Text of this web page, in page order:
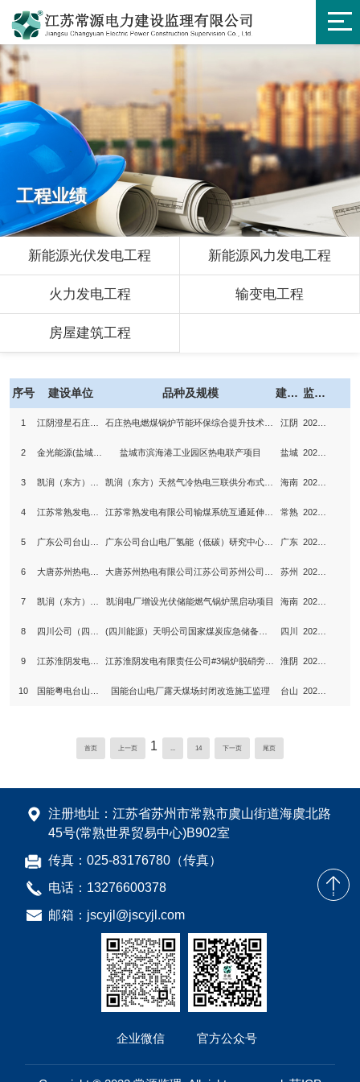
工程业绩
新能源光伏发电工程 新能源风力发电工程
火力发电工程 输变电工程
房屋建筑工程
序号 建设单位 品种及规模 建设地点 监理年份
1 江阴澄星石庄热电有限公司 石庄热电燃煤锅炉节能环保综合提升技术改造一期工程 江阴 2025年
2 金光能源(盐城)有限公司 盐城市滨海港工业园区热电联产项目 盐城 2025年
3 凯润（东方）天然气冷热电三联供分布式能源项目 海南 2025年
4 江苏常熟发电有限公司 江苏常熟发电有限公司输煤系统互通延伸改造升级EPC总承包 常熟 2025年
5 广东公司台山电厂氢能（低碳）研究中心江门基地平台建设施工监理 广东 2025年
6 大唐苏州热电有限公司 苏州 2025年
7 凯润电厂增设光伏储能燃气锅炉黑启动项目 海南 2025年
8 (四川能源）天明公司国家煤炭应急储备基地20万吨全封闭人工碾压煤场及配套设施工程 四川 2025年
9 江苏淮阴发电有限责任公司 江苏淮阴发电有限责任公司#3锅炉脱硝旁路烟道改造项目 淮阴 2025年
10 国能台山电厂露天煤场封闭改造施工监理 台山 2024年
首页 上一页 1 14 下一页 尾页
注册地址：江苏省苏州市常熟市虞山街道海虞北路
45号(常熟世界贸易中心)B902室
传真：025-83176780（传真）
电话：13276600378
邮箱：jscyjl@jscyjl.com
官方公众号
企业微信